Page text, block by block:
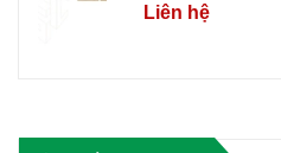
Liên hệ